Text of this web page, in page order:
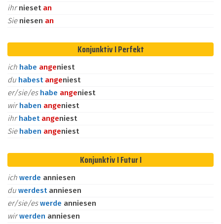
ihrnieset an
Sie niesen an
Konjunktiv I Perfekt
ich habe angeniest
du habest angeniest
er/sie/es habe angeniest
wirhaben angeniest
ihrhabet angeniest
Sie haben angeniest
Konjunktiv I Futur I
ich werde anniesen
du werdest anniesen
er/sie/eswerde anniesen
wirwerden anniesen